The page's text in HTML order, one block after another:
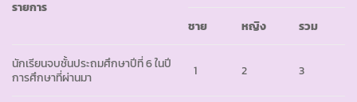
รายการ
ชาย หญิง รวม
นักเรียนจบชั้นประถมศึกษาปีที่ 6 ในปี
การศึกษาที่ผ่านมา
1 2 3